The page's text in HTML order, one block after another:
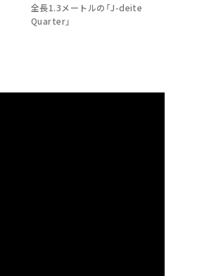
全長1.3メートルの「J-deite
Quarter」